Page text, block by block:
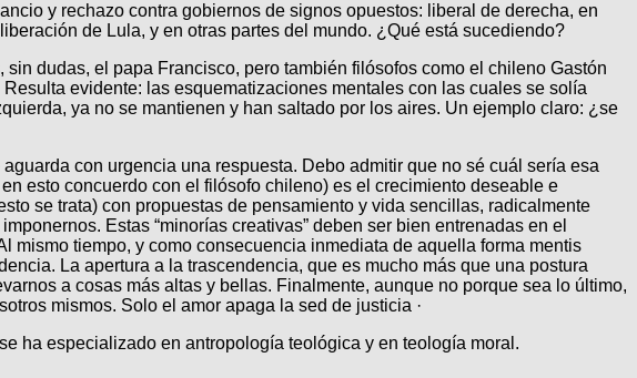
y rechazo contra gobiernos de signos opuestos: liberal de derecha, en
de Lula, y en otras partes del mundo. ¿Qué está sucediendo?
dudas, el papa Francisco, pero también filósofos como el chileno Gastón
evidente: las esquematizaciones mentales con las cuales se solía
ya no se mantienen y han saltado por los aires. Un ejemplo claro: ¿se
con urgencia una respuesta. Debo admitir que no sé cuál sería esa
esto concuerdo con el filósofo chileno) es el crecimiento deseable e
se trata) con propuestas de pensamiento y vida sencillas, radicalmente
Estas “minorías creativas” deben ser bien entrenadas en el
tiempo, y como consecuencia inmediata de aquella forma mentis
La apertura a la trascendencia, que es mucho más que una postura
a cosas más altas y bellas. Finalmente, aunque no porque sea lo último,
mismos. Solo el amor apaga la sed de justicia ·
ha especializado en antropología teológica y en teología moral.